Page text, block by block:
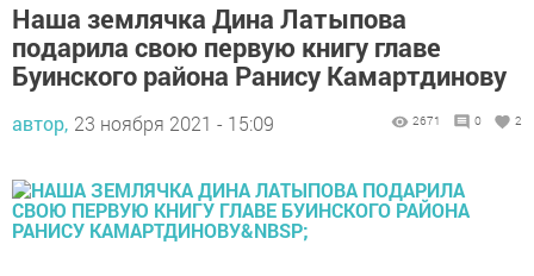
Наша землячка Дина Латыпова
подарила свою первую книгу главе
Буинского района Ранису Камартдинову
автор, 23 ноября 2021 - 15:09 2671 0 2